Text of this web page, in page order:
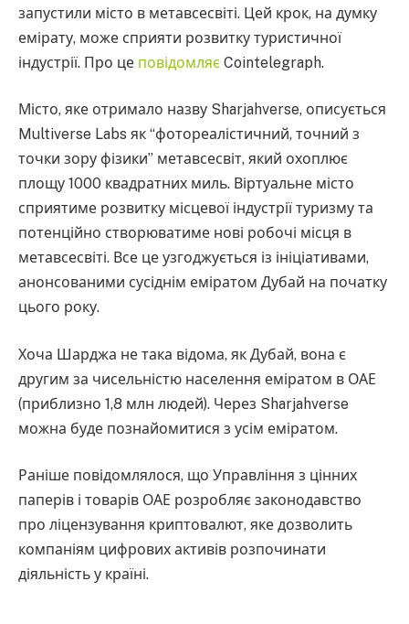
запустили місто в метавсесвіті. Цей крок, на думку
емірату, може сприяти розвитку туристичної
індустрії. Про це повідомляє Cointelegraph.
Місто, яке отримало назву Sharjahverse, описується
Multiverse Labs як “фотореалістичний, точний з
точки зору фізики” метавсесвіт, який охоплює
площу 1000 квадратних миль. Віртуальне місто
сприятиме розвитку місцевої індустрії туризму та
потенційно створюватиме нові робочі місця в
метавсесвіті. Все це узгоджується із ініціативами,
анонсованими сусіднім еміратом Дубай на початку
цього року.
Хоча Шарджа не така відома, як Дубай, вона є
другим за чисельністю населення еміратом в ОАЕ
(приблизно 1,8 млн людей). Через Sharjahverse
можна буде познайомитися з усім еміратом.
Раніше повідомлялося, що Управління з цінних
паперів і товарів ОАЕ розробляє законодавство
про ліцензування криптовалют, яке дозволить
компаніям цифрових активів розпочинати
діяльність у країні.